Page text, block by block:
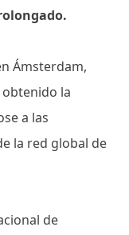
Ámsterdam,
obtenido la
a las
la red global de
de